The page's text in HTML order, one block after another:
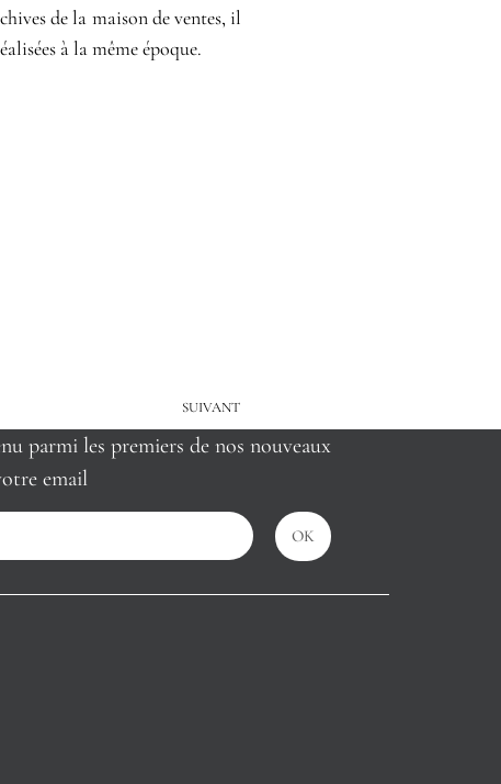
de la maison de ventes, il
à la même époque.
SUIVANT
parmi les premiers de nos nouveaux
email
OK